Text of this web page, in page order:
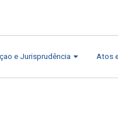
e Jurisprudência Atos